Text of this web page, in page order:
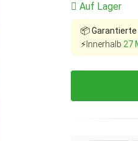
Auf Lager
📦
⚡Innerhalb 27